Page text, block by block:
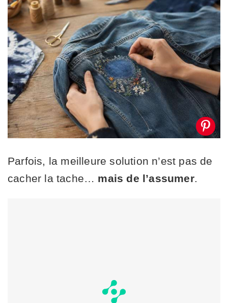
Parfois, la meilleure solution n’est pas de
cacher la tache… mais de l’assumer.